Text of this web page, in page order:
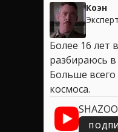
Коэн
Более 16 лет
разбираюсь
Больше
космоса.